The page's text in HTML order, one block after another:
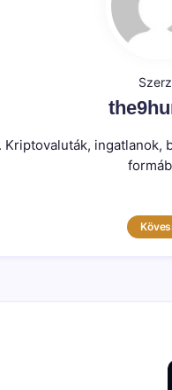
Kriptovaluták,